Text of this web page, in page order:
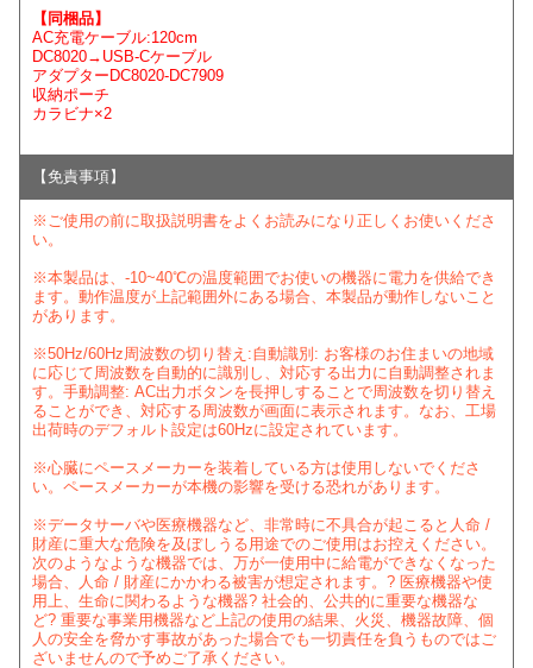
【同梱品】
AC充電ケーブル:120cm
DC8020→USB-Cケーブル
アダプターDC8020-DC7909
収納ポーチ
カラビナ×2
【免責事項】
※ご使用の前に取扱説明書をよくお読みになり正しくお使いくださ
い。
※本製品は、-10~40℃の温度範囲でお使いの機器に電力を供給でき
ます。動作温度が上記範囲外にある場合、本製品が動作しないこと
があります。
※50Hz/60Hz周波数の切り替え:自動識別: お客様のお住まいの地域
に応じて周波数を自動的に識別し、対応する出力に自動調整されま
す。手動調整: AC出力ボタンを長押しすることで周波数を切り替え
ることができ、対応する周波数が画面に表示されます。なお、工場
出荷時のデフォルト設定は60Hzに設定されています。
※心臓にペースメーカーを装着している方は使用しないでくださ
い。ペースメーカーが本機の影響を受ける恐れがあります。
※データサーバや医療機器など、非常時に不具合が起こると人命 /
財産に重大な危険を及ぼしうる用途でのご使用はお控えください。
次のようなような機器では、万が一使用中に給電ができなくなった
場合、人命 / 財産にかかわる被害が想定されます。? 医療機器や使
用上、生命に関わるような機器? 社会的、公共的に重要な機器な
ど? 重要な事業用機器など上記の使用の結果、火災、機器故障、個
人の安全を脅かす事故があった場合でも一切責任を負うものではご
ざいませんので予めご了承ください。